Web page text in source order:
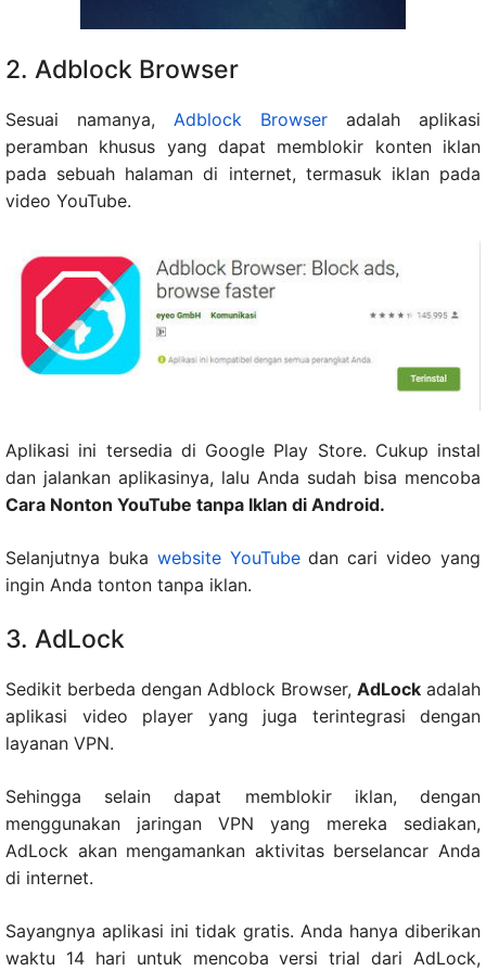
2. Adblock Browser
Sesuai namanya, Adblock Browser adalah aplikasi
peramban khusus yang dapat memblokir konten iklan
pada sebuah halaman di internet, termasuk iklan pada
video YouTube.
Aplikasi ini tersedia di Google Play Store. Cukup instal
dan jalankan aplikasinya, lalu Anda sudah bisa mencoba
Cara Nonton YouTube tanpa Iklan di Android.
Selanjutnya buka website YouTubedan cari video yang
ingin Anda tonton tanpa iklan.
3. AdLock
Sedikit berbeda dengan Adblock Browser, AdLock adalah
aplikasi video player yang juga terintegrasi dengan
layanan VPN.
Sehingga selain dapat memblokir iklan, dengan
menggunakan jaringan VPN yang mereka sediakan,
AdLock akan mengamankan aktivitas berselancar Anda
di internet.
Sayangnya aplikasi ini tidak gratis. Anda hanya diberikan
waktu 14 hari untuk mencoba versi trial dari AdLock,